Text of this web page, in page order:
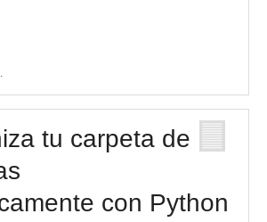
.
tu carpeta de
con Python